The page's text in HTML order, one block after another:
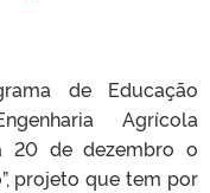
de Educação
Agrícola
20 de dezembro o
projeto que tem por